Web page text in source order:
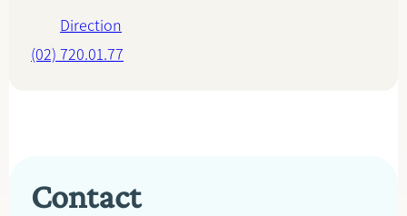
Direction
(02) 720.01.77
Contact